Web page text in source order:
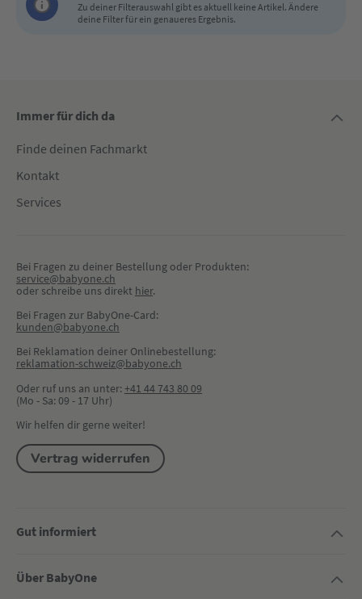
Zu deiner Filterauswahl gibt es aktuell keine Artikel. Ändere
deine Filter für ein genaueres Ergebnis.
Immer für dich da
Finde deinen Fachmarkt
Kontakt
Services
Bei Fragen zu deiner Bestellung oder Produkten:
service@babyone.ch
oder schreibe uns direkt hier.
Bei Fragen zur BabyOne-Card:
kunden@babyone.ch
Bei Reklamation deiner Onlinebestellung:
reklamation-schweiz@babyone.ch
Oder ruf uns an unter:+41 44 743 80 09
(Mo - Sa: 09 - 17 Uhr)
Wir helfen dir gerne weiter!
Vertrag widerrufen
Gut informiert
Über BabyOne